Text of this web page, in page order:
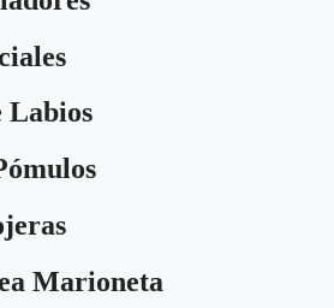
Labios
Marioneta